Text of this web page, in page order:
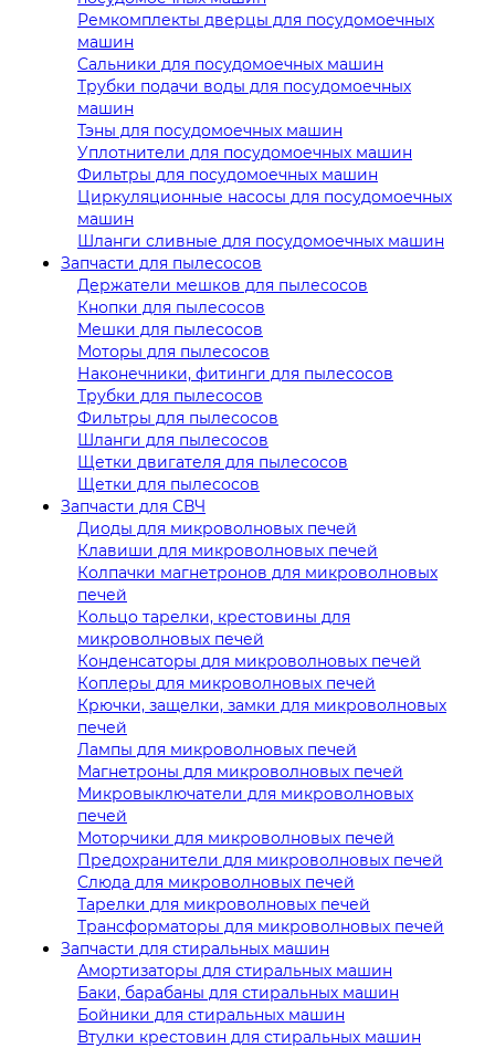
Ремкомплекты дверцы для посудомоечных
машин
Сальники для посудомоечных машин
Трубки подачи воды для посудомоечных
машин
Тэны для посудомоечных машин
Уплотнители для посудомоечных машин
Фильтры для посудомоечных машин
Циркуляционные насосы для посудомоечных
машин
Шланги сливные для посудомоечных машин
Запчасти для пылесосов
Держатели мешков для пылесосов
Кнопки для пылесосов
Мешки для пылесосов
Моторы для пылесосов
Наконечники, фитинги для пылесосов
Трубки для пылесосов
Фильтры для пылесосов
Шланги для пылесосов
Щетки двигателя для пылесосов
Щетки для пылесосов
Запчасти для СВЧ
Диоды для микроволновых печей
Клавиши для микроволновых печей
Колпачки магнетронов для микроволновых
печей
Кольцо тарелки, крестовины для
микроволновых печей
Конденсаторы для микроволновых печей
Коплеры для микроволновых печей
Крючки, защелки, замки для микроволновых
печей
Лампы для микроволновых печей
Магнетроны для микроволновых печей
Микровыключатели для микроволновых
печей
Моторчики для микроволновых печей
Предохранители для микроволновых печей
Слюда для микроволновых печей
Тарелки для микроволновых печей
Трансформаторы для микроволновых печей
Запчасти для стиральных машин
Амортизаторы для стиральных машин
Баки, барабаны для стиральных машин
Бойники для стиральных машин
Втулки крестовин для стиральных машин